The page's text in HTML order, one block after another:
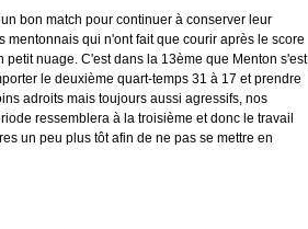
bon match pour continuer à conserver leur
qui n'ont fait que courir après le score
nuage. C'est dans la 13ème que Menton s'est
le deuxième quart-temps 31 à 17 et prendre
adroits mais toujours aussi agressifs, nos
ressemblera à la troisième et donc le travail
un peu plus tôt afin de ne pas se mettre en